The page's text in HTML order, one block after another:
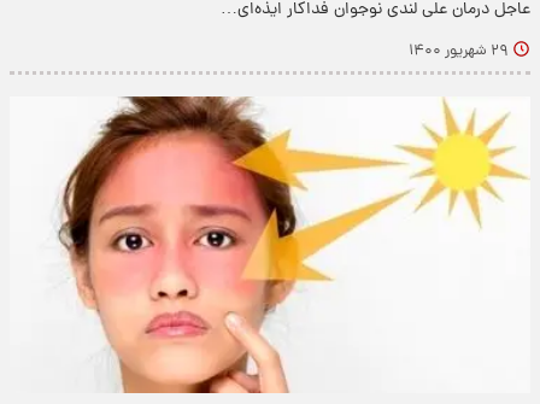
عاجل درمان علی لندی نوجوان فداکار ایذه‌ای…
۲۹ شهریور ۱۴۰۰